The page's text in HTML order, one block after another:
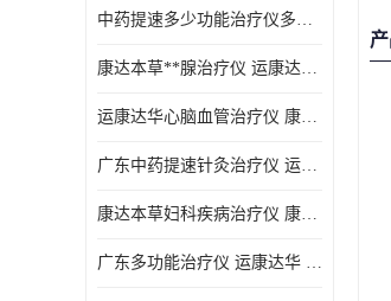
中药提速多少功能治疗仪多少钱 实体店仪器
康达本草**腺治疗仪 运康达华 开发新顾客用仪器
运康达华心脑血管治疗仪 康达本草 体验店仪器
广东中药提速针灸治疗仪 运康达华 会销店锁定顾客用仪器
康达本草妇科疾病治疗仪 康达本草 体验店仪器
广东多功能治疗仪 运康达华 深圳运康达华科技有限公司